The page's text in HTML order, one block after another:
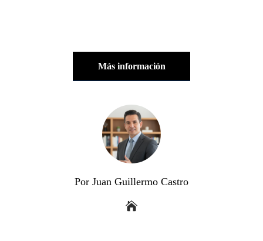
Más información
Por Juan Guillermo Castro